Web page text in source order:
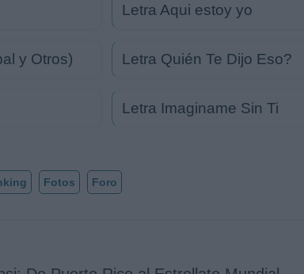
Letra Aqui estoy yo
y Otros) Letra Quién Te Dijo Eso?
Letra Imaginame Sin Ti
Fotos Foro